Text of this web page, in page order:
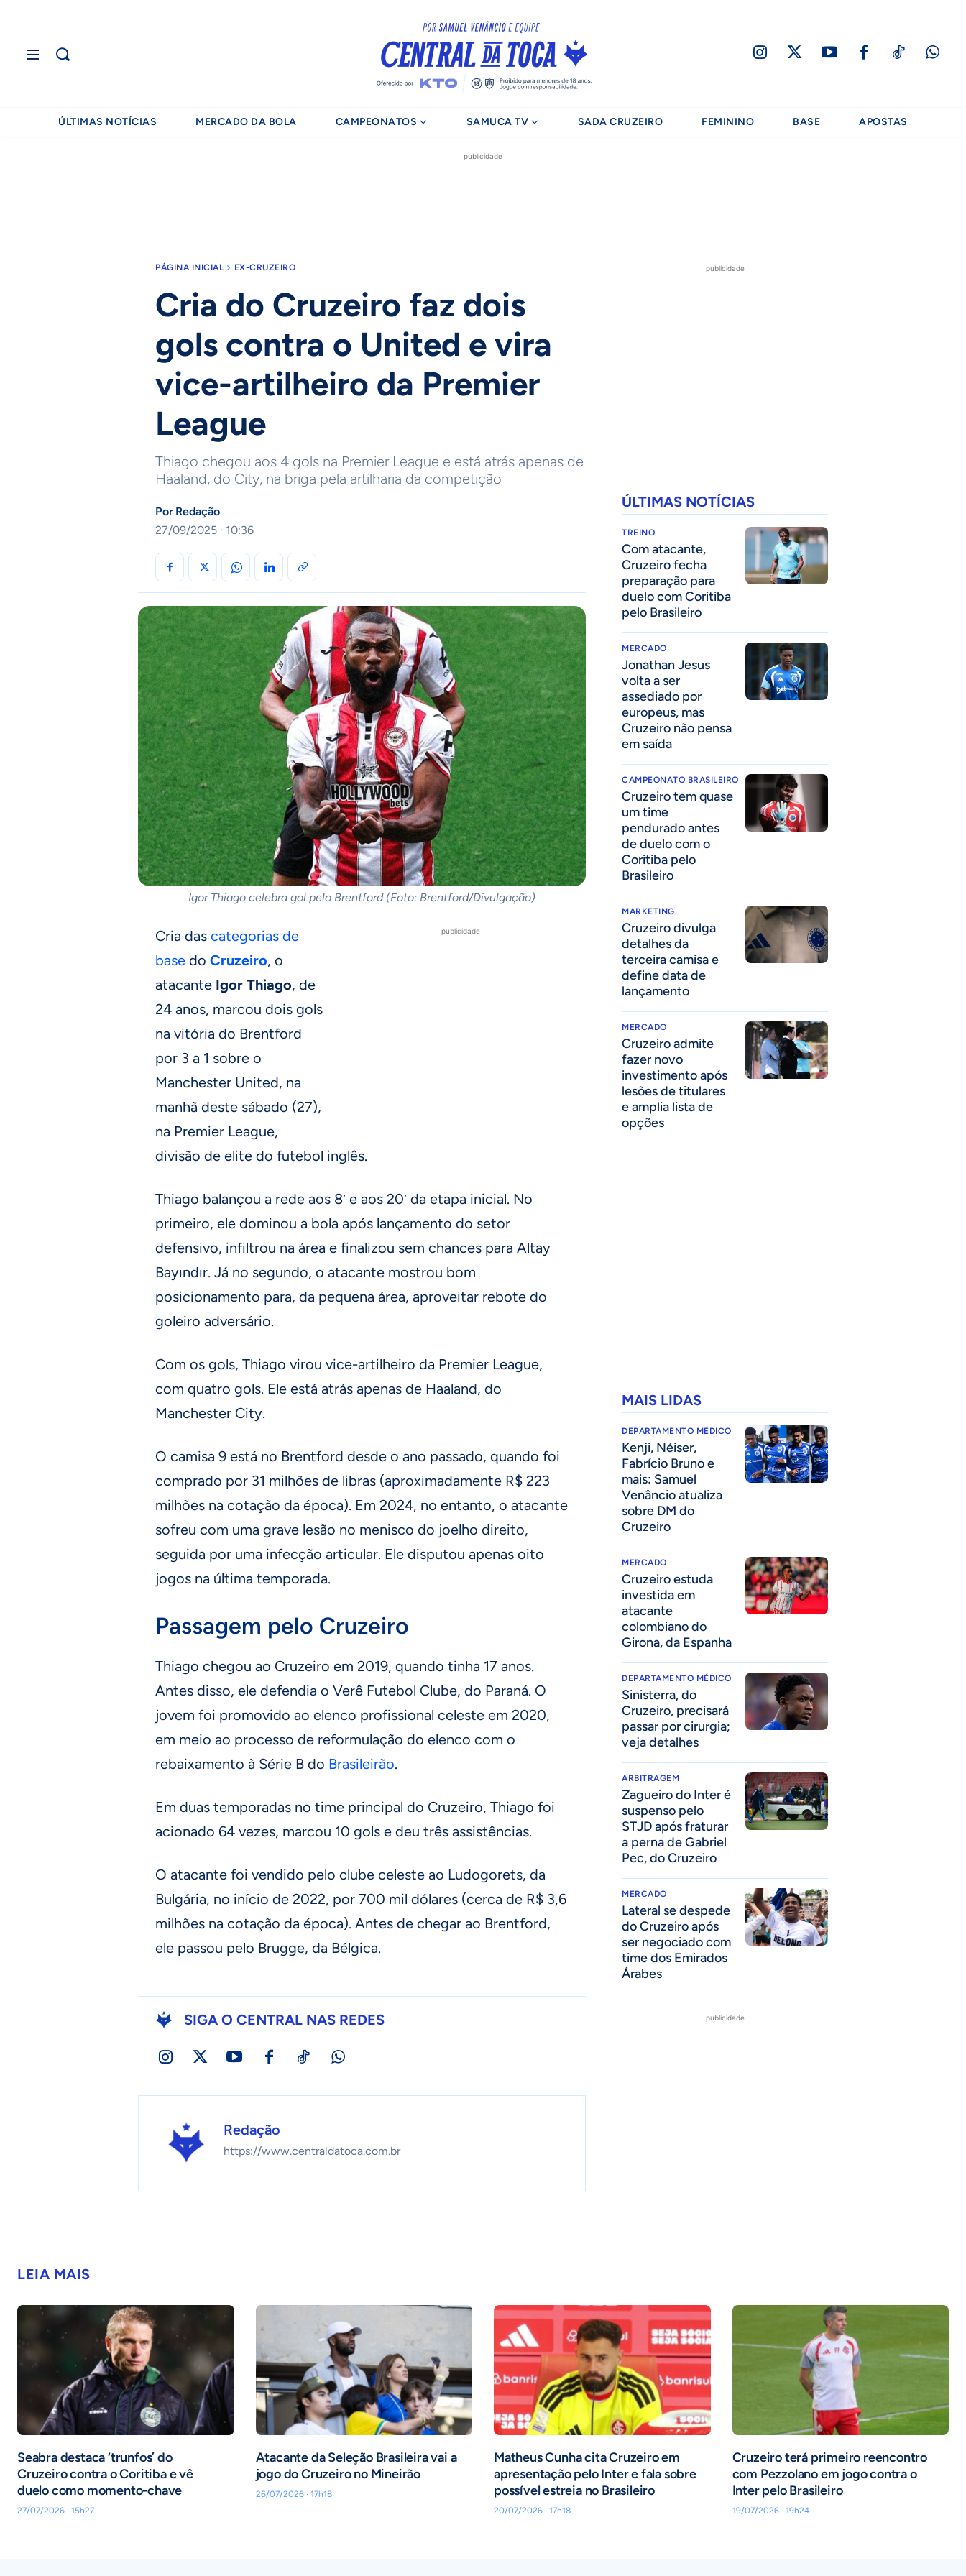
ÚLTIMAS NOTÍCIAS MERCADO DA BOLA CAMPEONATOS SAMUCA TV SADA CRUZEIRO FEMININO BASE APOSTAS
publicidade
PÁGINA INICIAL EX-CRUZEIRO
Cria do Cruzeiro faz dois
gols contra o United e vira
vice-artilheiro da Premier
League
Thiago chegou aos 4 gols na Premier League e está atrás apenas de
Haaland, do City, na briga pela artilharia da competição
Por Redação
27/09/2025 · 10:36
Igor Thiago celebra gol pelo Brentford (Foto: Brentford/Divulgação)
publicidade
Cria das categorias de
base do Cruzeiro, o
atacante Igor Thiago, de
24 anos, marcou dois gols
na vitória do Brentford
por 3 a 1 sobre o
Manchester United, na
manhã deste sábado (27),
na Premier League,
divisão de elite do futebol inglês.
Thiago balançou a rede aos 8′ e aos 20′ da etapa inicial. No
primeiro, ele dominou a bola após lançamento do setor
defensivo, infiltrou na área e finalizou sem chances para Altay
Bayındır. Já no segundo, o atacante mostrou bom
posicionamento para, da pequena área, aproveitar rebote do
goleiro adversário.
Com os gols, Thiago virou vice-artilheiro da Premier League,
com quatro gols. Ele está atrás apenas de Haaland, do
Manchester City.
O camisa 9 está no Brentford desde o ano passado, quando foi
comprado por 31 milhões de libras (aproximadamente R$ 223
milhões na cotação da época). Em 2024, no entanto, o atacante
sofreu com uma grave lesão no menisco do joelho direito,
seguida por uma infecção articular. Ele disputou apenas oito
jogos na última temporada.
Passagem pelo Cruzeiro
Thiago chegou ao Cruzeiro em 2019, quando tinha 17 anos.
Antes disso, ele defendia o Verê Futebol Clube, do Paraná. O
jovem foi promovido ao elenco profissional celeste em 2020,
em meio ao processo de reformulação do elenco com o
rebaixamento à Série B do Brasileirão.
Em duas temporadas no time principal do Cruzeiro, Thiago foi
acionado 64 vezes, marcou 10 gols e deu três assistências.
O atacante foi vendido pelo clube celeste ao Ludogorets, da
Bulgária, no início de 2022, por 700 mil dólares (cerca de R$ 3,6
milhões na cotação da época). Antes de chegar ao Brentford,
ele passou pelo Brugge, da Bélgica.
SIGA O CENTRAL NAS REDES
Redação
https://www.centraldatoca.com.br
publicidade
ÚLTIMAS NOTÍCIAS
TREINO
Com atacante,
Cruzeiro fecha
preparação para
duelo com Coritiba
pelo Brasileiro
MERCADO
Jonathan Jesus
volta a ser
assediado por
europeus, mas
Cruzeiro não pensa
em saída
CAMPEONATO BRASILEIRO
Cruzeiro tem quase
um time
pendurado antes
de duelo com o
Coritiba pelo
Brasileiro
MARKETING
Cruzeiro divulga
detalhes da
terceira camisa e
define data de
lançamento
MERCADO
Cruzeiro admite
fazer novo
investimento após
lesões de titulares
e amplia lista de
opções
MAIS LIDAS
DEPARTAMENTO MÉDICO
Kenji, Néiser,
Fabrício Bruno e
mais: Samuel
Venâncio atualiza
sobre DM do
Cruzeiro
MERCADO
Cruzeiro estuda
investida em
atacante
colombiano do
Girona, da Espanha
DEPARTAMENTO MÉDICO
Sinisterra, do
Cruzeiro, precisará
passar por cirurgia;
veja detalhes
ARBITRAGEM
Zagueiro do Inter é
suspenso pelo
STJD após fraturar
a perna de Gabriel
Pec, do Cruzeiro
MERCADO
Lateral se despede
do Cruzeiro após
ser negociado com
time dos Emirados
Árabes
publicidade
LEIA MAIS
Seabra destaca ‘trunfos’ do
Cruzeiro contra o Coritiba e vê
duelo como momento-chave
27/07/2026 · 15h27
Atacante da Seleção Brasileira vai a
jogo do Cruzeiro no Mineirão
26/07/2026 · 17h18
Matheus Cunha cita Cruzeiro em
apresentação pelo Inter e fala sobre
possível estreia no Brasileiro
20/07/2026 · 17h18
Cruzeiro terá primeiro reencontro
com Pezzolano em jogo contra o
Inter pelo Brasileiro
19/07/2026 · 19h24